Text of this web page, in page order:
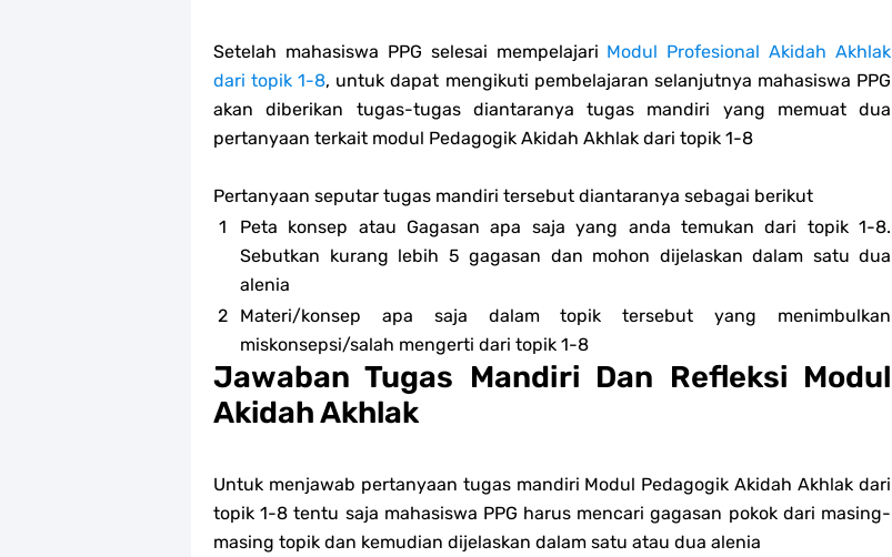
Setelah mahasiswa PPG selesai mempelajari Modul Profesional Akidah Akhlak
dari topik 1-8, untuk dapat mengikuti pembelajaran selanjutnya mahasiswa PPG
akan diberikan tugas-tugas diantaranya tugas mandiri yang memuat dua
pertanyaan terkait modul Pedagogik Akidah Akhlak dari topik 1-8
Pertanyaan seputar tugas mandiri tersebut diantaranya sebagai berikut
Peta konsep atau Gagasan apa saja yang anda temukan dari topik 1-8.
Sebutkan kurang lebih 5 gagasan dan mohon dijelaskan dalam satu dua
alenia
Materi/konsep apa saja dalam topik tersebut yang menimbulkan
miskonsepsi/salah mengerti dari topik 1-8
Jawaban Tugas Mandiri Dan Refleksi Modul
Akidah Akhlak
Untuk menjawab pertanyaan tugas mandiri Modul Pedagogik Akidah Akhlak dari
topik 1-8 tentu saja mahasiswa PPG harus mencari gagasan pokok dari masing-
masing topik dan kemudian dijelaskan dalam satu atau dua alenia